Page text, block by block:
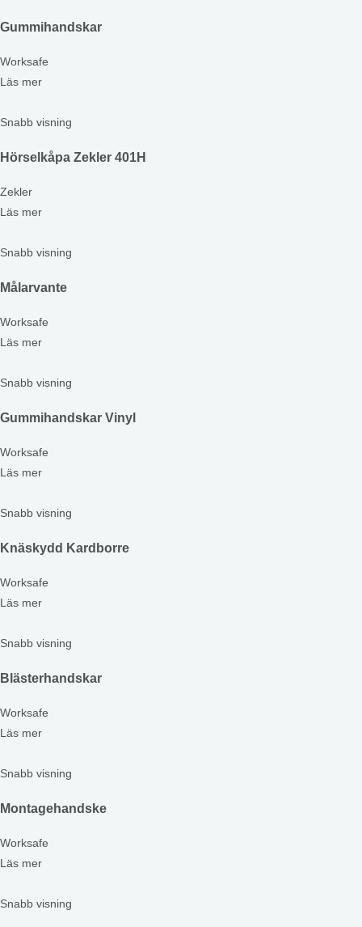
Gummihandskar
Worksafe
Läs mer
Snabb visning
Hörselkåpa Zekler 401H
Zekler
Läs mer
Snabb visning
Målarvante
Worksafe
Läs mer
Snabb visning
Gummihandskar Vinyl
Worksafe
Läs mer
Snabb visning
Knäskydd Kardborre
Worksafe
Läs mer
Snabb visning
Blästerhandskar
Worksafe
Läs mer
Snabb visning
Montagehandske
Worksafe
Läs mer
Snabb visning